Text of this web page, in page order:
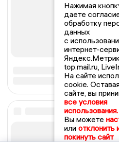
Нажимая
даете
обработку
данных
с
интернет-
top.mail.ru,
На сайте
cookie.
сайте, вы
все условия
использования.
Вы можете
или отклонить
покинуть сайт